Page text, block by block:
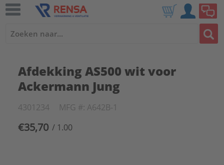
Afdekking AS500 wit voor
Ackermann Jung
4301234 MFG #: A642B-1
€35,70 / 1.00